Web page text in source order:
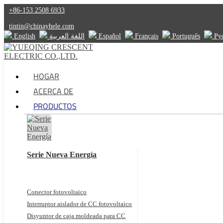
+86-153 2508 6933
tintin@chinayhele.com
English
اللغة العربية Español Français Português
HOGAR
ACERCA DE
PRODUCTOS
Serie Nueva Energía
Conector fotovoltaico
Interruptor aislador de CC fotovoltaico
Disyuntor de caja moldeada para CC